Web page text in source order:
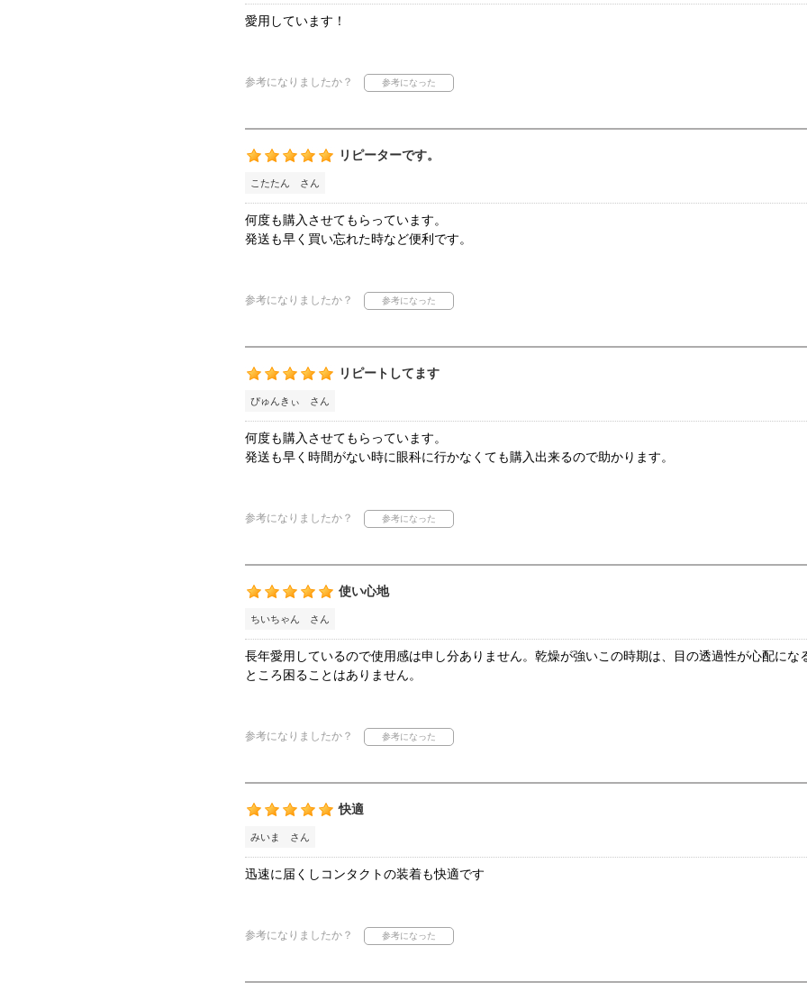
愛用しています！
参考になりましたか？
リピーターです。
こたたん さん
何度も購入させてもらっています。
発送も早く買い忘れた時など便利です。
参考になりましたか？
リピートしてます
ぴゅんきぃ さん
何度も購入させてもらっています。
発送も早く時間がない時に眼科に行かなくても購入出来るので助かります。
参考になりましたか？
使い心地
ちいちゃん さん
長年愛用しているので使用感は申し分ありません。乾燥が強いこの時期は、目の透過性が心配にな
ところ困ることはありません。
参考になりましたか？
快適
みいま さん
迅速に届くしコンタクトの装着も快適です
参考になりましたか？